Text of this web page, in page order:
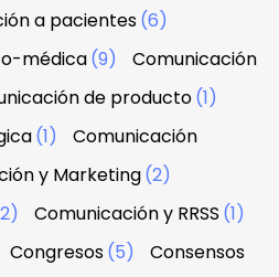
a pacientes(6)
médica(9)
Comunicación
de producto(1)
(1)
Comunicación
y Marketing(2)
Comunicación y RRSS (1)
Congresos(5)
Consensos